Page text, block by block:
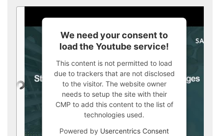
We need your consent to
load the Youtube service!
This content is not permitted to load
due to trackers that are not disclosed
to the visitor. The website owner
needs to setup the site with their
CMP to add this content to the list of
technologies used.
Powered by Usercentrics Consent